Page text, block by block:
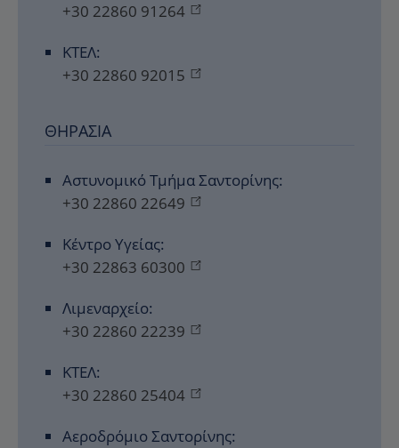
+30 22860 91264
ΚΤΕΛ:
+30 22860 92015
ΘΗΡΑΣΙΆ
Αστυνομικό Τμήμα Σαντορίνης:
+30 22860 22649
Κέντρο Υγείας:
+30 22863 60300
Λιμεναρχείο:
+30 22860 22239
ΚΤΕΛ:
+30 22860 25404
Αεροδρόμιο Σαντορίνης: